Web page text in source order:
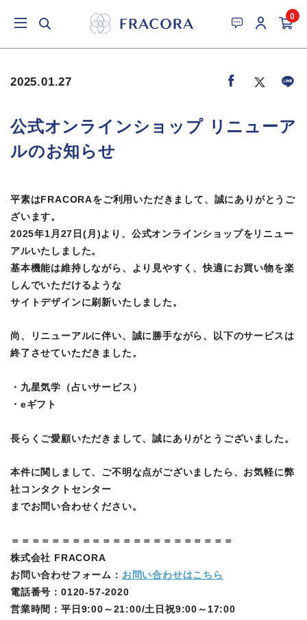
0
2025.01.27
公式オンラインショップ リニューア
ルのお知らせ
平素はFRACORAをご利用いただきまして、誠にありがとうご
ざいます。
2025年1月27日(月)より、公式オンラインショップをリニュー
アルいたしました。
基本機能は維持しながら、より見やすく、快適にお買い物を楽
しんでいただけるような
サイトデザインに刷新いたしました。
尚、リニューアルに伴い、誠に勝手ながら、以下のサービスは
終了させていただきました。
・九星気学（占いサービス）
・eギフト
長らくご愛顧いただきまして、誠にありがとうございました。
本件に関しまして、ご不明な点がございましたら、お気軽に弊
社コンタクトセンター
までお問い合わせください。
＝＝＝＝＝＝＝＝＝＝＝＝＝＝＝＝＝＝＝＝＝＝
株式会社 FRACORA
お問い合わせフォーム： お問い合わせはこちら
電話番号：0120-57-2020
営業時間：平日9:00～21:00/土日祝9:00～17:00